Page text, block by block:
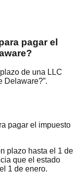
pagar el
de una LLC
Delaware?”.
pagar el impuesto
plazo hasta el 1 de
que el estado
1 de enero.